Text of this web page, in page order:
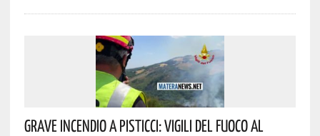
Grave Incendio A Pisticci: Vigili Del Fuoco Al